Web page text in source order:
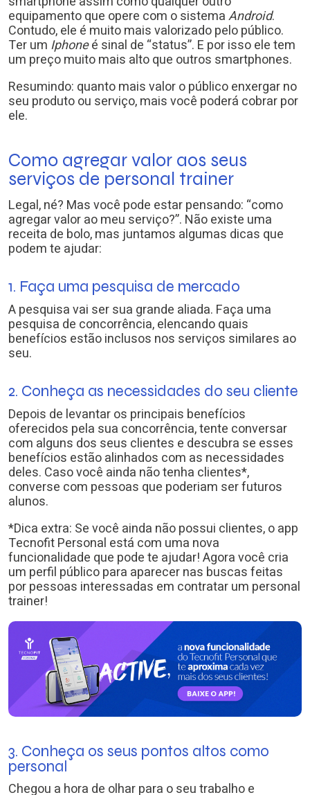
equipamento que opere com o sistemaAndroid.
Contudo, ele é muito mais valorizado pelo público.
Ter um Iphoneé sinal de “status”. E por isso ele tem
um preço muito mais alto que outros smartphones.
Resumindo: quanto mais valor o público enxergar no
seu produto ou serviço, mais você poderá cobrar por
ele.
Como agregar valor aos seus
serviços de personal trainer
Legal, né? Mas você pode estar pensando: “como
agregar valor ao meu serviço?”. Não existe uma
receita de bolo, mas juntamos algumas dicas que
podem te ajudar:
1. Faça uma pesquisa de mercado
A pesquisa vai ser sua grande aliada. Faça uma
pesquisa de concorrência, elencando quais
benefícios estão inclusos nos serviços similares ao
seu.
2. Conheça as necessidades do seu cliente
Depois de levantar os principais benefícios
oferecidos pela sua concorrência, tente conversar
com alguns dos seus clientes e descubra se esses
benefícios estão alinhados com as necessidades
deles. Caso você ainda não tenha clientes*,
converse com pessoas que poderiam ser futuros
alunos.
*Dica extra: Se você ainda não possui clientes, o app
Tecnofit Personal está com uma nova
funcionalidade que pode te ajudar! Agora você cria
um perfil público para aparecer nas buscas feitas
por pessoas interessadas em contratar um personal
trainer!
3. Conheça os seus pontos altos como
personal
Chegou a hora de olhar para o seu trabalho e